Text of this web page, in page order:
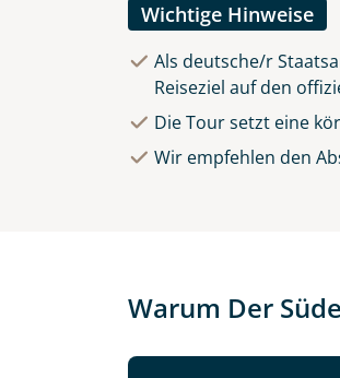
Wichtige Hinweise
Als deutsche/r
Reiseziel auf den
Die Tour setzt eine
Wir empfehlen den
Warum Der